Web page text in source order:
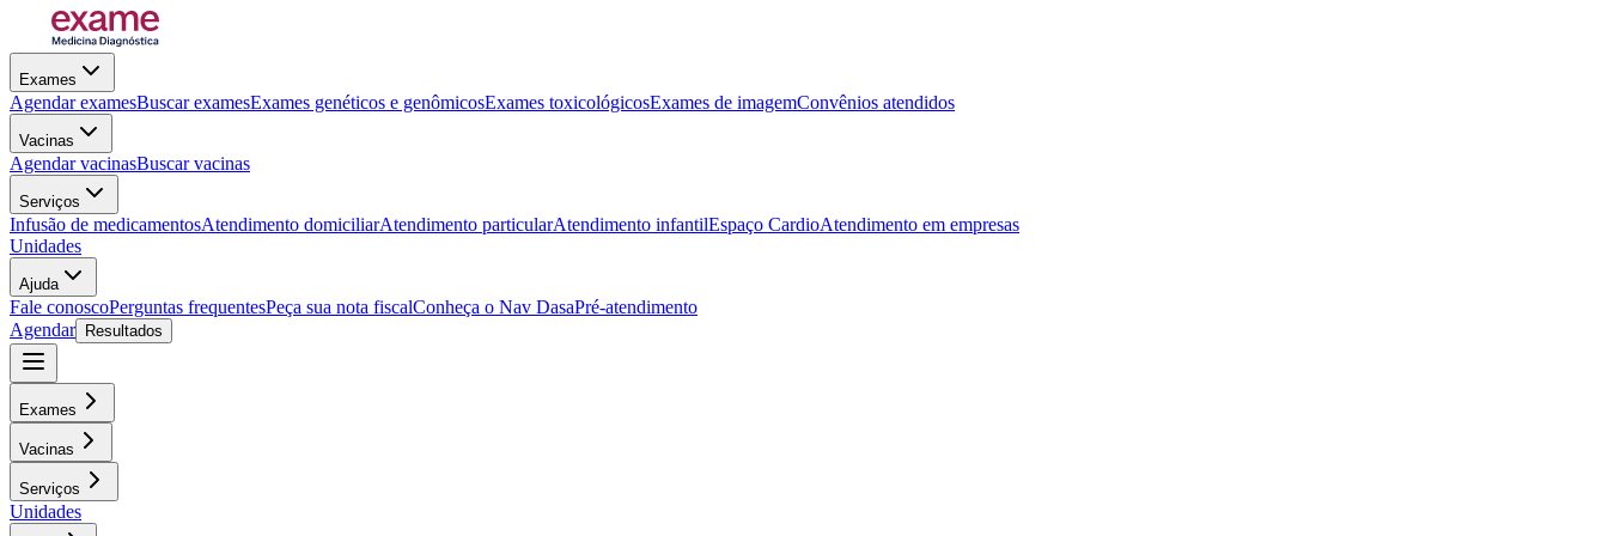
Exames
Agendar examesBuscar examesExames genéticos e genômicosExames toxicológicosExames de imagemConvênios atendidos
Vacinas
Agendar vacinasBuscar vacinas
Serviços
Infusão de medicamentosAtendimento domiciliarAtendimento particularAtendimento infantilEspaço CardioAtendimento em empresas
Unidades
Ajuda
Fale conoscoPerguntas frequentesPeça sua nota fiscalConheça o Nav DasaPré-atendimento
Agendar
Resultados
Exames
Vacinas
Serviços
Unidades